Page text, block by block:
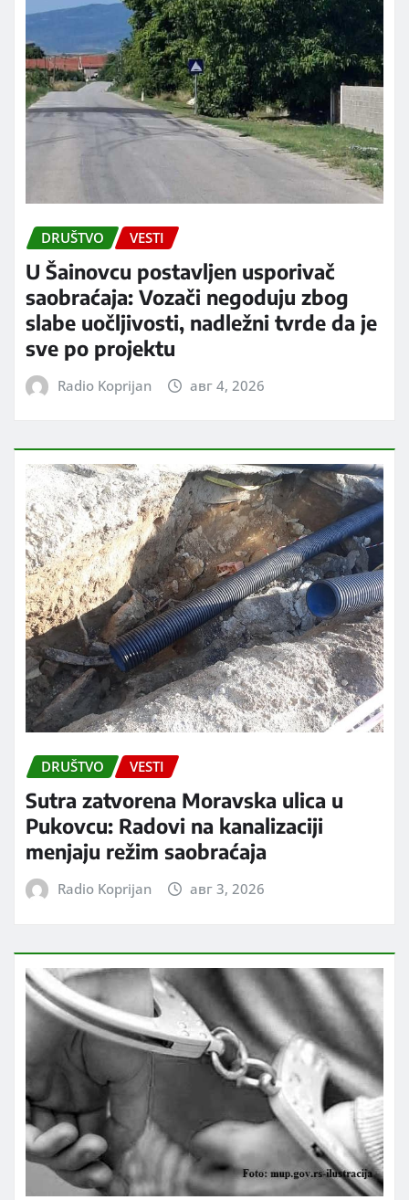
DRUŠTVO VESTI
U Šainovcu postavljen usporivač
saobraćaja: Vozači negoduju zbog
slabe uočljivosti, nadležni tvrde da je
sve po projektu
Radio Koprijan авг 4, 2026
DRUŠTVO VESTI
Sutra zatvorena Moravska ulica u
Pukovcu: Radovi na kanalizaciji
menjaju režim saobraćaja
Radio Koprijan авг 3, 2026